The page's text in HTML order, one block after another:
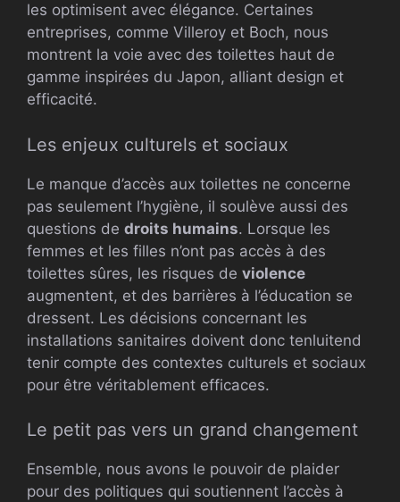
les optimisent avec élégance. Certaines
entreprises, comme Villeroy et Boch, nous
montrent la voie avec des toilettes haut de
gamme inspirées du Japon, alliant design et
efficacité.
Les enjeux culturels et sociaux
Le manque d’accès aux toilettes ne concerne
pas seulement l’hygiène, il soulève aussi des
questions de droits humains. Lorsque les
femmes et les filles n’ont pas accès à des
toilettes sûres, les risques de violence
augmentent, et des barrières à l’éducation se
dressent. Les décisions concernant les
installations sanitaires doivent donc tenluitend
tenir compte des contextes culturels et sociaux
pour être véritablement efficaces.
Le petit pas vers un grand changement
Ensemble, nous avons le pouvoir de plaider
pour des politiques qui soutiennent l’accès à